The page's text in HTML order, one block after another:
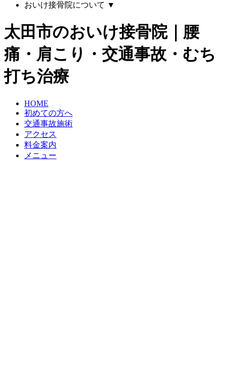
おいけ接骨院について ▼
太田市のおいけ接骨院｜腰
痛・肩こり・交通事故・むち
打ち治療
HOME
初めての方へ
交通事故施術
アクセス
料金案内
メニュー